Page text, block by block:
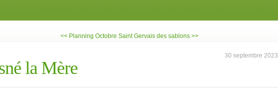
<< Planning Octobre Saint Gervais des sablons >>
30 septembre 2023
la Mère